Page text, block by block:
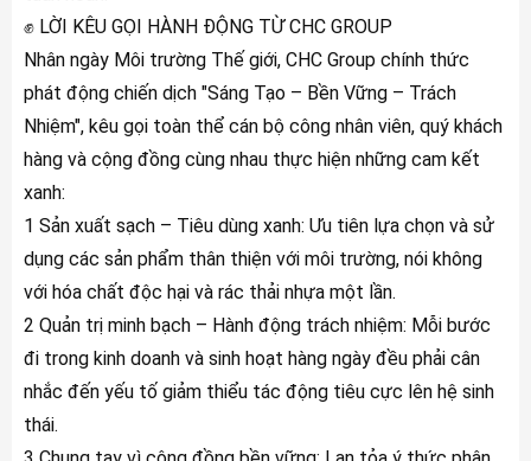
✊ LỜI KÊU GỌI HÀNH ĐỘNG TỪ CHC GROUP
Nhân ngày Môi trường Thế giới, CHC Group chính thức
phát động chiến dịch "Sáng Tạo – Bền Vững – Trách
Nhiệm", kêu gọi toàn thể cán bộ công nhân viên, quý khách
hàng và cộng đồng cùng nhau thực hiện những cam kết
xanh:
1 Sản xuất sạch – Tiêu dùng xanh: Ưu tiên lựa chọn và sử
dụng các sản phẩm thân thiện với môi trường, nói không
với hóa chất độc hại và rác thải nhựa một lần.
2 Quản trị minh bạch – Hành động trách nhiệm: Mỗi bước
đi trong kinh doanh và sinh hoạt hàng ngày đều phải cân
nhắc đến yếu tố giảm thiểu tác động tiêu cực lên hệ sinh
thái.